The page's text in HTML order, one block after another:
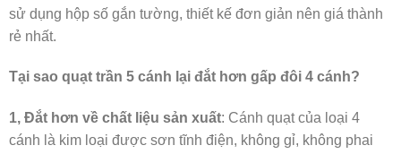
sử dụng hộp số gắn tường, thiết kế đơn giản nên giá thành
rẻ nhất.
Tại sao quạt trần 5 cánh lại đắt hơn gấp đôi 4 cánh?
1, Đắt hơn về chất liệu sản xuất: Cánh quạt của loại 4
cánh là kim loại được sơn tĩnh điện, không gỉ, không phai